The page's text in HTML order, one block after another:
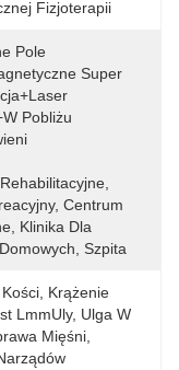
Fizjoterapii
Pole
Super
Pobliżu
Centrum
Klinika Dla
Szpita
Krążenie
LmmUly, Ulga W
Mięśni,